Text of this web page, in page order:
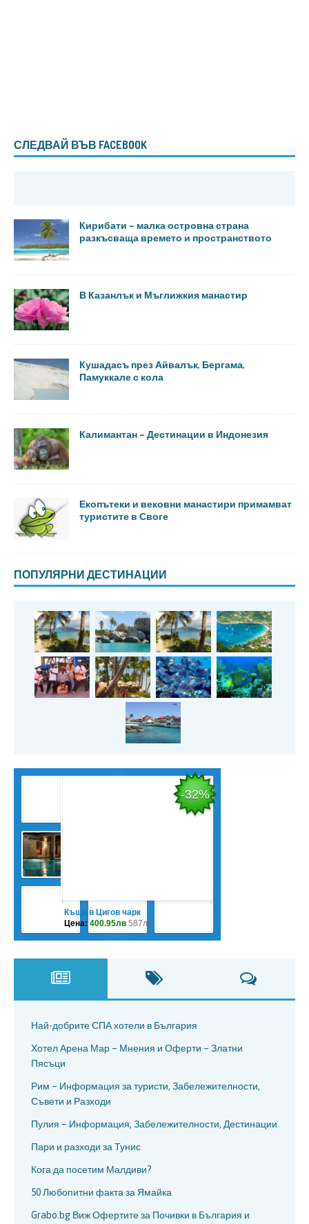
СЛЕДВАЙ ВЪВ FACEBOOK
Кирибати – малка островна страна
разкъсваща времето и пространството
В Казанлък и Мъглижкия манастир
Кушадасъ през Айвалък, Бергама,
Памуккале с кола
Калимантан – Дестинации в Индонезия
Екопътеки и вековни манастири примамват
туристите в Своге
ПОПУЛЯРНИ ДЕСТИНАЦИИ
Най-добрите СПА хотели в България
Хотел Арена Мар – Мнения и Оферти – Златни
Пясъци
Рим – Информация за туристи, Забележителности,
Съвети и Разходи
Пулия – Информация, Забележителности, Дестинации
Пари и разходи за Тунис
Кога да посетим Малдиви?
50 Любопитни факта за Ямайка
Grabo.bg Виж Офертите за Почивки в България и